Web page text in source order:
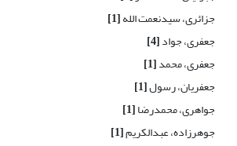
جزائری، سیدنعمت الله[1]
جعفری، جواد[4]
جعفری، محمد[1]
جعفریان، رسول[1]
جواهری، محمدرضا[1]
جوهرزاده، عبدالکریم[1]